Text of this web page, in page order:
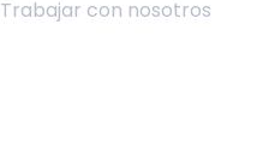
Trabajar con nosotros